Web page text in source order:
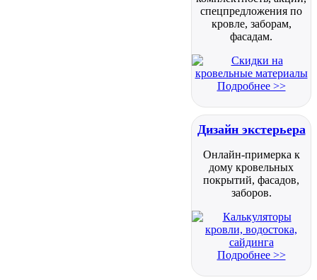
спецпредложения по
кровле, заборам,
фасадам.
Подробнее >>
Дизайн экстерьера
Онлайн-примерка к
дому кровельных
покрытий, фасадов,
заборов.
Подробнее >>